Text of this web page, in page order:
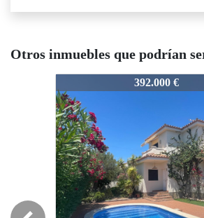
Otros inmuebles que podrían
392.000 €
26-103
Ocasión